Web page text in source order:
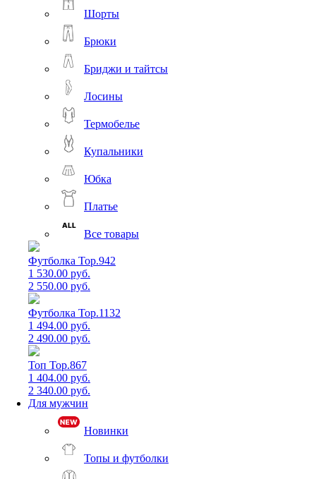
Шорты
Брюки
Бриджи и тайтсы
Лосины
Термобелье
Купальники
Юбка
Платье
Все товары
Футболка Top.942
1 530.00 руб.
2 550.00 руб.
Футболка Top.1132
1 494.00 руб.
2 490.00 руб.
Топ Top.867
1 404.00 руб.
2 340.00 руб.
Для мужчин
Новинки
Топы и футболки